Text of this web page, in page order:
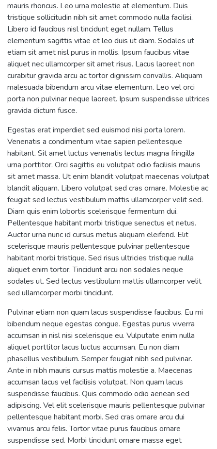
mauris rhoncus. Leo urna molestie at elementum. Duis
tristique sollicitudin nibh sit amet commodo nulla facilisi.
Libero id faucibus nisl tincidunt eget nullam. Tellus
elementum sagittis vitae et leo duis ut diam. Sodales ut
etiam sit amet nisl purus in mollis. Ipsum faucibus vitae
aliquet nec ullamcorper sit amet risus. Lacus laoreet non
curabitur gravida arcu ac tortor dignissim convallis. Aliquam
malesuada bibendum arcu vitae elementum. Leo vel orci
porta non pulvinar neque laoreet. Ipsum suspendisse ultrices
gravida dictum fusce.
Egestas erat imperdiet sed euismod nisi porta lorem.
Venenatis a condimentum vitae sapien pellentesque
habitant. Sit amet luctus venenatis lectus magna fringilla
urna porttitor. Orci sagittis eu volutpat odio facilisis mauris
sit amet massa. Ut enim blandit volutpat maecenas volutpat
blandit aliquam. Libero volutpat sed cras ornare. Molestie ac
feugiat sed lectus vestibulum mattis ullamcorper velit sed.
Diam quis enim lobortis scelerisque fermentum dui.
Pellentesque habitant morbi tristique senectus et netus.
Auctor urna nunc id cursus metus aliquam eleifend. Elit
scelerisque mauris pellentesque pulvinar pellentesque
habitant morbi tristique. Sed risus ultricies tristique nulla
aliquet enim tortor. Tincidunt arcu non sodales neque
sodales ut. Sed lectus vestibulum mattis ullamcorper velit
sed ullamcorper morbi tincidunt.
Pulvinar etiam non quam lacus suspendisse faucibus. Eu mi
bibendum neque egestas congue. Egestas purus viverra
accumsan in nisl nisi scelerisque eu. Vulputate enim nulla
aliquet porttitor lacus luctus accumsan. Eu non diam
phasellus vestibulum. Semper feugiat nibh sed pulvinar.
Ante in nibh mauris cursus mattis molestie a. Maecenas
accumsan lacus vel facilisis volutpat. Non quam lacus
suspendisse faucibus. Quis commodo odio aenean sed
adipiscing. Vel elit scelerisque mauris pellentesque pulvinar
pellentesque habitant morbi. Sed cras ornare arcu dui
vivamus arcu felis. Tortor vitae purus faucibus ornare
suspendisse sed. Morbi tincidunt ornare massa eget